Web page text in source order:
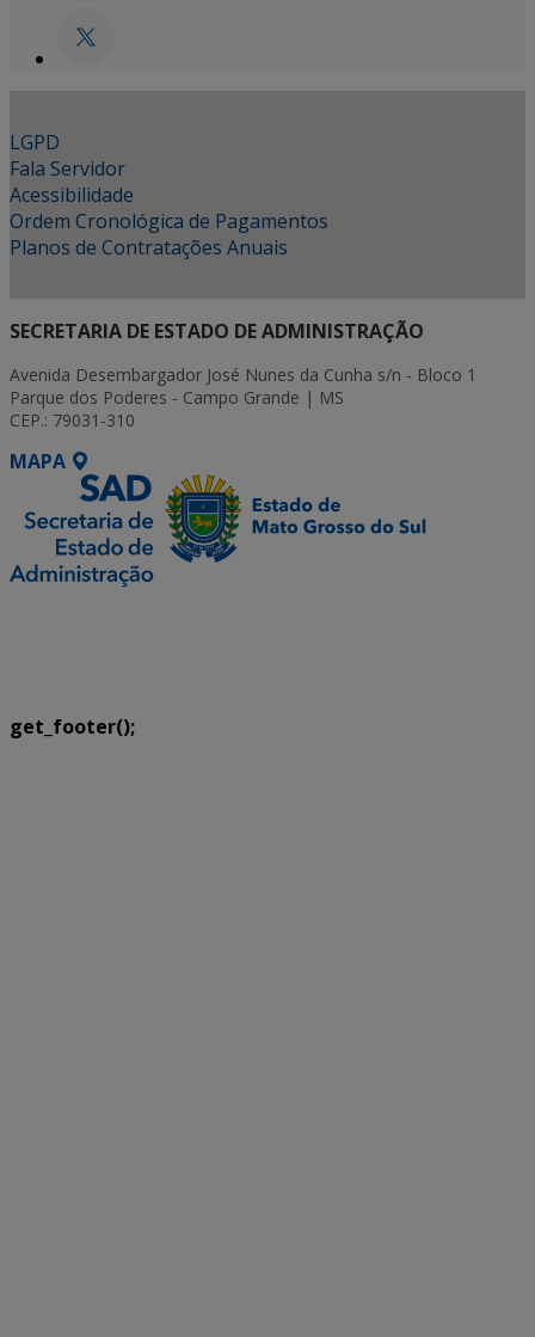
LGPD
Fala Servidor
Acessibilidade
Ordem Cronológica de Pagamentos
Planos de Contratações Anuais
SECRETARIA DE ESTADO DE ADMINISTRAÇÃO
Avenida Desembargador José Nunes da Cunha s/n - Bloco 1
Parque dos Poderes - Campo Grande | MS
CEP.: 79031-310
MAPA
get_footer();